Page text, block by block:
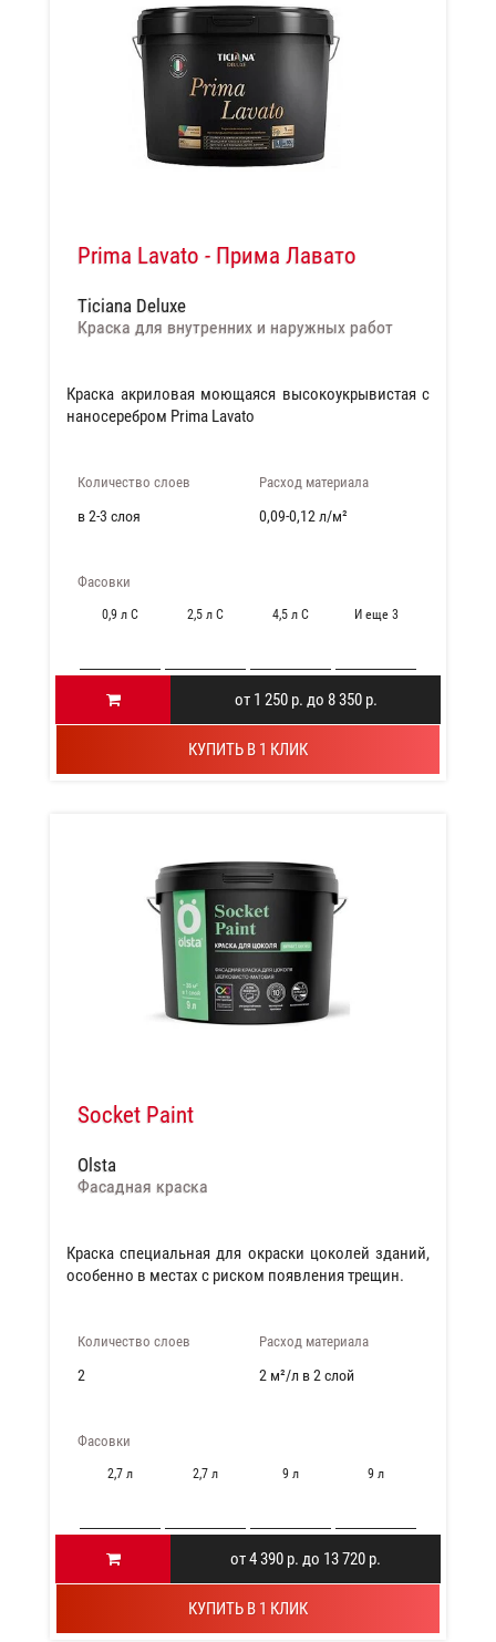
Prima Lavato - Прима Лавато
Ticiana Deluxe
Краска для внутренних и наружных работ
Краска акриловая моющаяся высокоукрывистая с
наносеребром Prima Lavato
Количество слоев
в 2-3 слоя
Расход материала
0,09-0,12 л/м²
Фасовки
0,9 л C 2,5 л C 4,5 л C И еще 3
от 1 250 р. до 8 350 р.
КУПИТЬ В 1 КЛИК
Socket Paint
Olsta
Фасадная краска
Краска специальная для окраски цоколей зданий,
особенно в местах с риском появления трещин.
Количество слоев
2
Расход материала
2 м²/л в 2 слой
Фасовки
2,7 л 2,7 л 9 л 9 л
от 4 390 р. до 13 720 р.
КУПИТЬ В 1 КЛИК